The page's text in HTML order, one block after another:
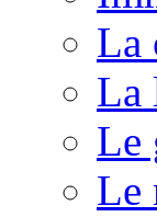
La
La
Le
Le